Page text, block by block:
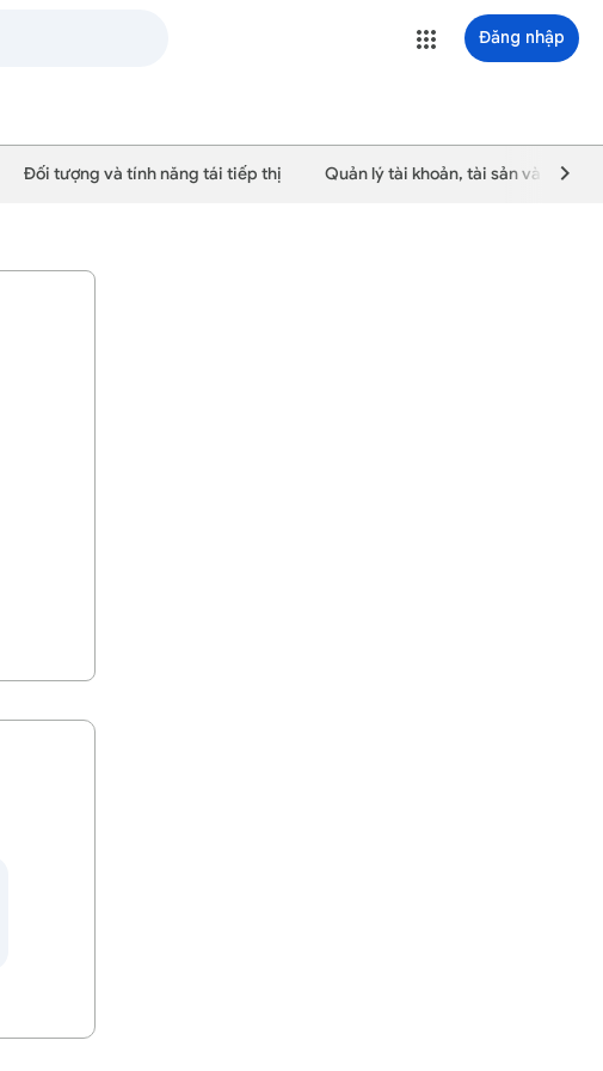
Đăng nhập
Đối tượng và tính năng tái tiếp thị Quản lý tài khoản, tài sản và người